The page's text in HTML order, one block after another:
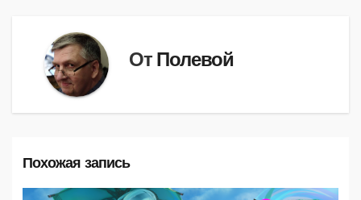
От Полевой
Похожая запись